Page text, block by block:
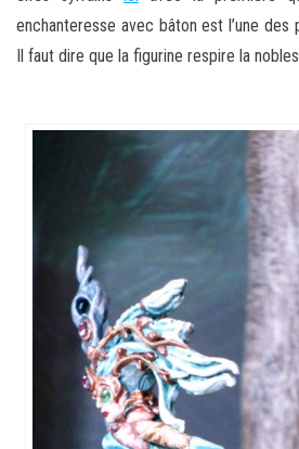
enchanteresse avec bâton est l’une des
Il faut dire que la figurine respire la